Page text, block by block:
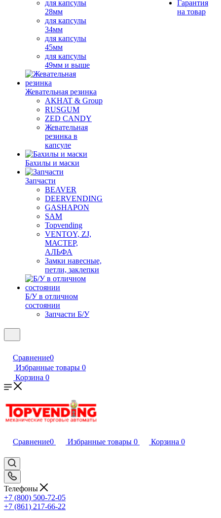
для капсулы
28мм
для капсулы
34мм
для капсулы
45мм
для капсулы
49мм и выше
Жевательная резинка
AKHAT & Group
RUSGUM
ZED CANDY
Жевательная
резинка в
капсуле
Бахилы и маски
Запчасти
BEAVER
DEERVENDING
GASHAPON
SAM
Topvending
VENTOY, ZJ,
МАСТЕР,
АЛЬФА
Замки навесные,
петли, заклепки
Б/У в отличном
состоянии
Запчасти Б/У
Гарантия
на товар
Сравнение0
Избранные товары 0
Корзина 0
Сравнение0 Избранные товары 0 Корзина 0
Телефоны
+7 (800) 500-72-05
+7 (861) 217-66-22